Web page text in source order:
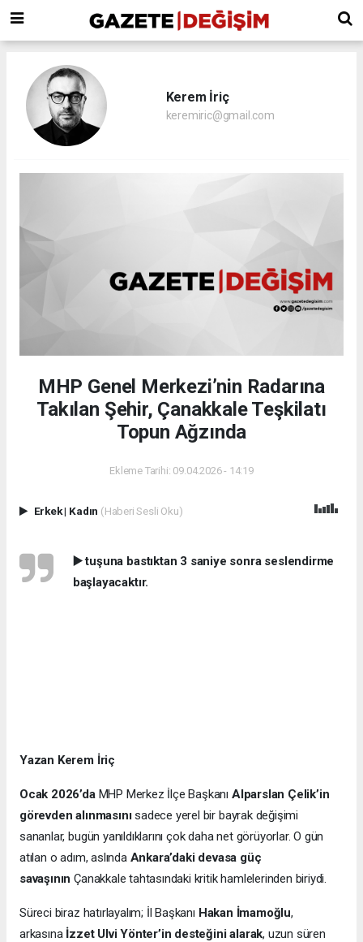
Kerem İriç
keremiric@gmail.com
MHP Genel Merkezi’nin Radarına
Takılan Şehir, Çanakkale Teşkilatı
Topun Ağzında
Ekleme Tarihi: 09.04.2026 - 14:19
Erkek| Kadın (Haberi Sesli Oku)
▶️ tuşuna bastıktan 3 saniye sonra seslendirme
başlayacaktır.
Yazan Kerem İriç
Ocak 2026’daMHP Merkez İlçe Başkanı Alparslan Çelik’in
görevden alınmasınısadece yerel bir bayrak değişimi
sananlar, bugün yanıldıklarını çok daha net görüyorlar. O gün
atılan o adım, aslında Ankara’daki devasa güç
savaşınınÇanakkale tahtasındaki kritik hamlelerinden biriydi.
Süreci biraz hatırlayalım; İl Başkanı Hakan İmamoğlu,
arkasına İzzet Ulvi Yönter’in desteğini alarak, uzun süren